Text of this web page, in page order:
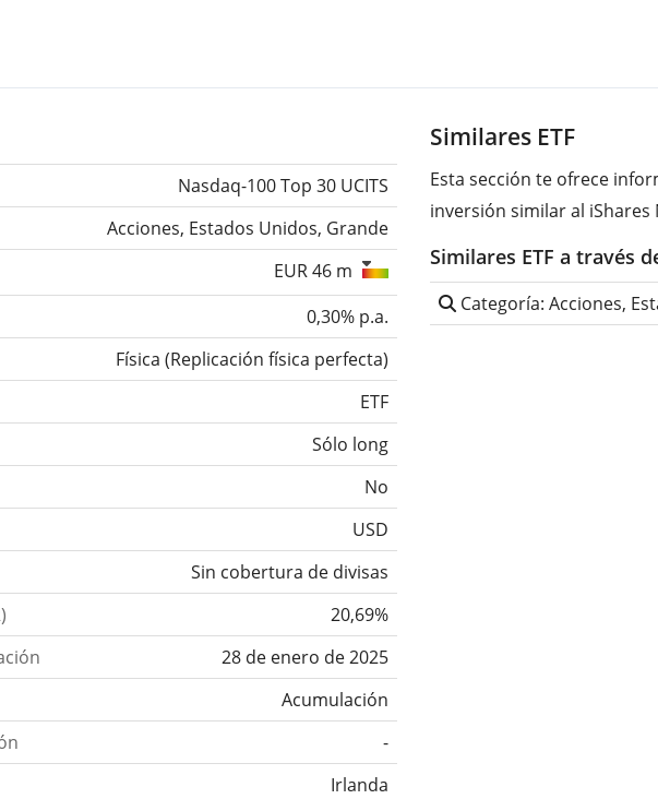
Nasdaq-100 Top 30 UCITS
Acciones, Estados Unidos, Grande
EUR 46 m
0,30% p.a.
Física (Replicación física perfecta)
ETF
Sólo long
No
USD
Sin cobertura de divisas
20,69%
28 de enero de 2025
Acumulación
-
Irlanda
Similares ETF
Esta sección te ofrece
inversión similar al iShares
Similares ETF a través
Categoría: Acciones,